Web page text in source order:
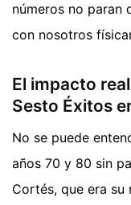
números no paran
con nosotros
El impacto
Sesto Éxitos
No se puede
años 70 y 80 sin
Cortés, que era